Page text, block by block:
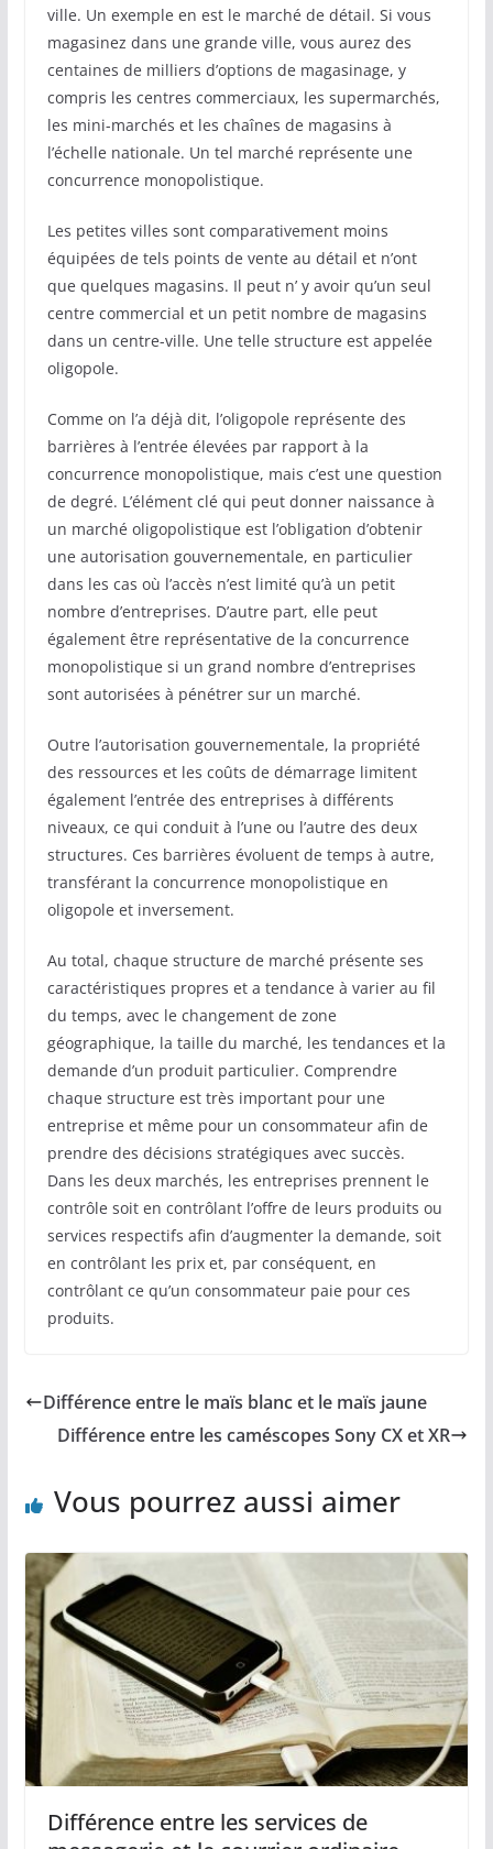
ville. Un exemple en est le marché de détail. Si vous
magasinez dans une grande ville, vous aurez des
centaines de milliers d’options de magasinage, y
compris les centres commerciaux, les supermarchés,
les mini-marchés et les chaînes de magasins à
l’échelle nationale. Un tel marché représente une
concurrence monopolistique.
Les petites villes sont comparativement moins
équipées de tels points de vente au détail et n’ont
que quelques magasins. Il peut n’ y avoir qu’un seul
centre commercial et un petit nombre de magasins
dans un centre-ville. Une telle structure est appelée
oligopole.
Comme on l’a déjà dit, l’oligopole représente des
barrières à l’entrée élevées par rapport à la
concurrence monopolistique, mais c’est une question
de degré. L’élément clé qui peut donner naissance à
un marché oligopolistique est l’obligation d’obtenir
une autorisation gouvernementale, en particulier
dans les cas où l’accès n’est limité qu’à un petit
nombre d’entreprises. D’autre part, elle peut
également être représentative de la concurrence
monopolistique si un grand nombre d’entreprises
sont autorisées à pénétrer sur un marché.
Outre l’autorisation gouvernementale, la propriété
des ressources et les coûts de démarrage limitent
également l’entrée des entreprises à différents
niveaux, ce qui conduit à l’une ou l’autre des deux
structures. Ces barrières évoluent de temps à autre,
transférant la concurrence monopolistique en
oligopole et inversement.
Au total, chaque structure de marché présente ses
caractéristiques propres et a tendance à varier au fil
du temps, avec le changement de zone
géographique, la taille du marché, les tendances et la
demande d’un produit particulier. Comprendre
chaque structure est très important pour une
entreprise et même pour un consommateur afin de
prendre des décisions stratégiques avec succès.
Dans les deux marchés, les entreprises prennent le
contrôle soit en contrôlant l’offre de leurs produits ou
services respectifs afin d’augmenter la demande, soit
en contrôlant les prix et, par conséquent, en
contrôlant ce qu’un consommateur paie pour ces
produits.
Différence entre le maïs blanc et le maïs jaune
Différence entre les caméscopes Sony CX et XR
Vous pourrez aussi aimer
Différence entre les services de